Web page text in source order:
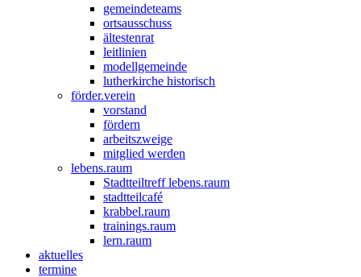
gemeindeteams
ortsausschuss
ältestenrat
leitlinien
modellgemeinde
lutherkirche historisch
förder.verein
vorstand
fördern
arbeitszweige
mitglied werden
lebens.raum
Stadtteiltreff lebens.raum
stadtteilcafé
krabbel.raum
trainings.raum
lern.raum
aktuelles
termine